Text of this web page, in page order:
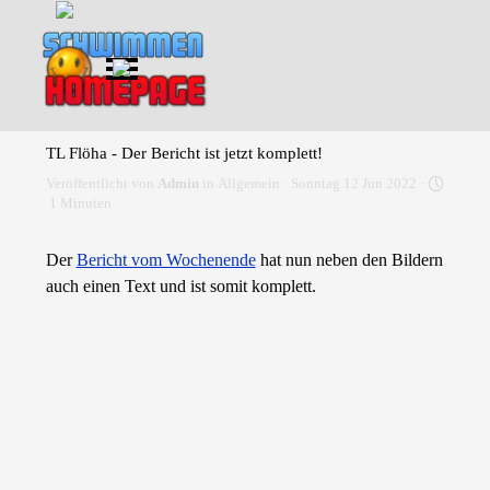
Direkt zum Seiteninhalt
Menü überspringen
TL Flöha - Der Bericht ist jetzt komplett!
Veröffentlicht von Admin in Allgemein · Sonntag 12 Jun 2022 ·
1 Minuten
DerBericht vom Wochenendehat nun neben den Bildern
auch einen Text und ist somit komplett.